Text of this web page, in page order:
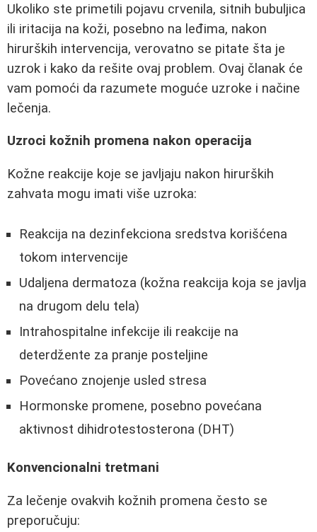
Ukoliko ste primetili pojavu crvenila, sitnih bubuljica
ili iritacija na koži, posebno na leđima, nakon
hirurških intervencija, verovatno se pitate šta je
uzrok i kako da rešite ovaj problem. Ovaj članak će
vam pomoći da razumete moguće uzroke i načine
lečenja.
Uzroci kožnih promena nakon operacija
Kožne reakcije koje se javljaju nakon hirurških
zahvata mogu imati više uzroka:
Reakcija na dezinfekciona sredstva korišćena
tokom intervencije
Udaljena dermatoza (kožna reakcija koja se javlja
na drugom delu tela)
Intrahospitalne infekcije ili reakcije na
deterdžente za pranje posteljine
Povećano znojenje usled stresa
Hormonske promene, posebno povećana
aktivnost dihidrotestosterona (DHT)
Konvencionalni tretmani
Za lečenje ovakvih kožnih promena često se
preporučuju: